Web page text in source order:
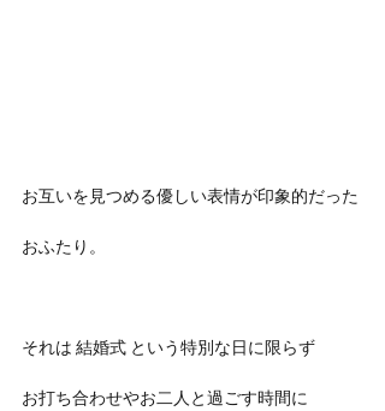
お互いを見つめる優しい表情が印象的だった
おふたり。
それは 結婚式 という特別な日に限らず
お打ち合わせやお二人と過ごす時間に